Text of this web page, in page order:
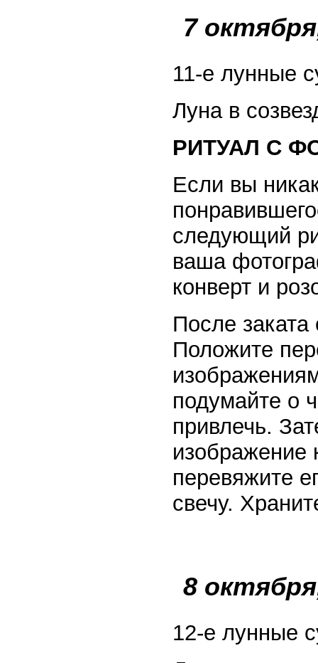
7
11-е лунные
Луна в
РИТУАЛ С
Если вы
следующий
ваша
конверт и
После заката
Положите
подумайте о
привлечь.
изображение
перевяжите
свечу.
8
12-е лунные